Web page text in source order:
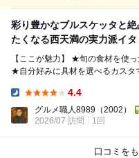
彩り豊かなブルスケッタと
たくなる西天満の実力派イ
【ここが魅力】 ★旬の食材を使った彩り豊かな名物ブルスケッタが絶品
★自分好みに具材を選べるカスタマイ
4.4
グルメ職人8989 （2002）
2026/07 訪問
1回
口コミを